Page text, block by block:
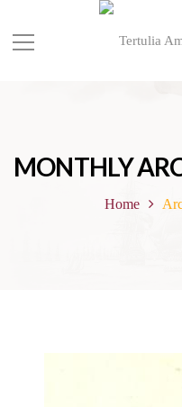
MONTHLY
Home